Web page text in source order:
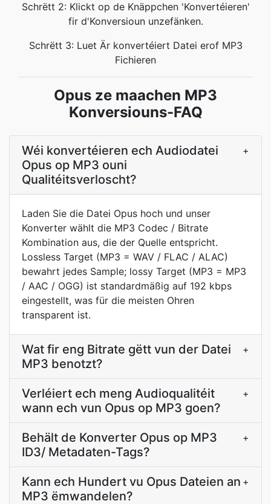
Schrëtt 2: Klickt op de Knäppchen 'Konvertéieren'
fir d'Konversioun unzefänken.
Schrëtt 3: Luet Är konvertéiert Datei erof MP3
Fichieren
Opus ze maachen MP3
Konversiouns-FAQ
Wéi konvertéieren ech Audiodatei
Opus op MP3 ouni
Qualitéitsverloscht?
+
Laden Sie die Datei Opus hoch und unser
Konverter wählt die MP3 Codec / Bitrate
Kombination aus, die der Quelle entspricht.
Lossless Target (MP3 = WAV / FLAC / ALAC)
bewahrt jedes Sample; lossy Target (MP3 = MP3
/ AAC / OGG) ist standardmäßig auf 192 kbps
eingestellt, was für die meisten Ohren
transparent ist.
Wat fir eng Bitrate gëtt vun der Datei
MP3 benotzt?
+
Verléiert ech meng Audioqualitéit
wann ech vun Opus op MP3 goen?
+
Behält de Konverter Opus op MP3
ID3/ Metadaten-Tags?
+
Kann ech Hundert vu Opus Dateien an
MP3 ëmwandelen?
+